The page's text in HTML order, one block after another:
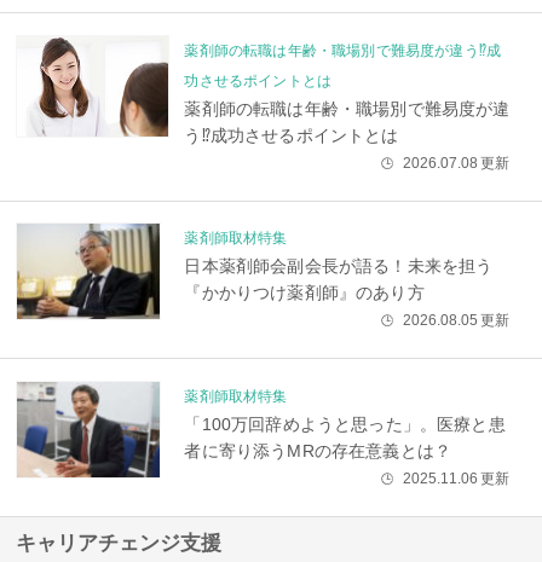
薬剤師の転職は年齢・職場別で難易度が違う⁉成
功させるポイントとは
薬剤師の転職は年齢・職場別で難易度が違
う⁉成功させるポイントとは
🕒 2026.07.08 更新
薬剤師取材特集
日本薬剤師会副会長が語る！未来を担う
『かかりつけ薬剤師』のあり方
🕒 2026.08.05 更新
薬剤師取材特集
「100万回辞めようと思った」。医療と患
者に寄り添うMRの存在意義とは？
🕒 2025.11.06 更新
キャリアチェンジ支援